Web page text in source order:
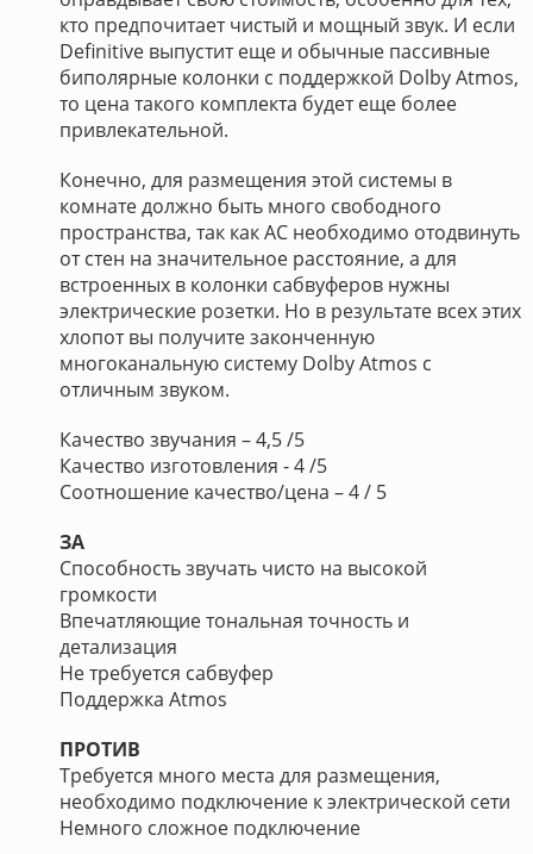
кто предпочитает чистый и мощный звук. И если
Definitive выпустит еще и обычные пассивные
биполярные колонки с поддержкой Dolby Atmos,
то цена такого комплекта будет еще более
привлекательной.
Конечно, для размещения этой системы в
комнате должно быть много свободного
пространства, так как АС необходимо отодвинуть
от стен на значительное расстояние, а для
встроенных в колонки сабвуферов нужны
электрические розетки. Но в результате всех этих
хлопот вы получите законченную
многоканальную систему Dolby Atmos с
отличным звуком.
Качество звучания – 4,5 /5
Качество изготовления - 4 /5
Соотношение качество/цена – 4 / 5
ЗА
Способность звучать чисто на высокой
громкости
Впечатляющие тональная точность и
детализация
Не требуется сабвуфер
Поддержка Atmos
ПРОТИВ
Требуется много места для размещения,
необходимо подключение к электрической сети
Немного сложное подключение